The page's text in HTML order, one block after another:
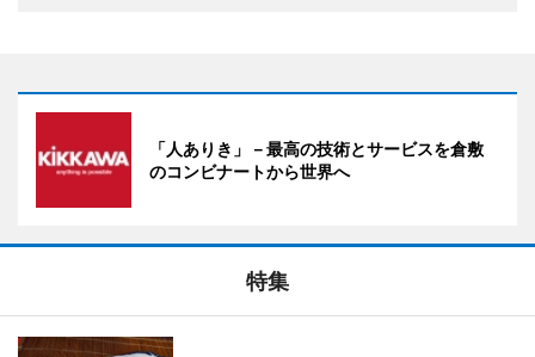
「人ありき」－最高の技術とサービスを倉敷
のコンビナートから世界へ
特集